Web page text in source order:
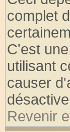
complet
C'est
utilisant
causer
Revenir